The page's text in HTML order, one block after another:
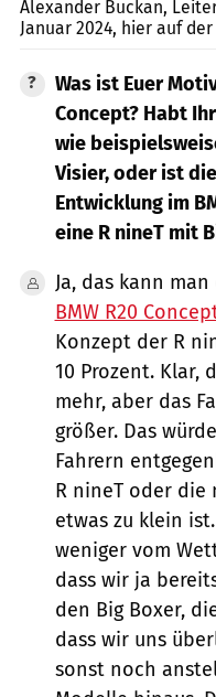
Alexander Buckan,
Januar 2024, hier auf
Was ist Euer
Concept? Habt
wie
Visier, oder ist
Entwicklung im
eine R nineT mit
Ja, das kann
BMW R20
Konzept der R
10 Prozent. Klar,
mehr, aber das
größer. Das
Fahrern
R nineT oder die
etwas zu klein
weniger vom
dass wir ja
den Big Boxer,
dass wir uns
sonst noch